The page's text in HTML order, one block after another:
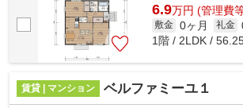
6.9万円 (管理費
敷金 0ヶ月 礼金
1階 / 2LDK /
賃貸 | マンション ベルファミーユ１